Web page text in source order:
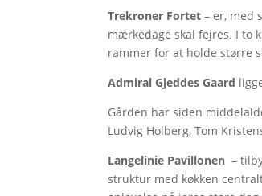
Trekroner Fortet – er, med
mærkedage skal fejres. I to
rammer for at holde større
Admiral Gjeddes Gaard
Gården har siden
Ludvig Holberg, Tom
Langelinie Pavillonen –
struktur med køkken